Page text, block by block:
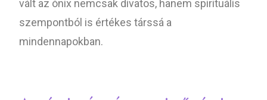
vált az ónix nemcsak divatos, hanem spirituális
szempontból is értékes társsá a
mindennapokban.